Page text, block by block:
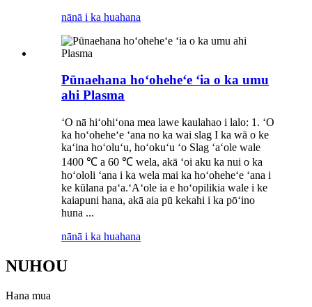
nānā i ka huahana
Pūnaehana hoʻoheheʻe ʻia o ka umu
ahi Plasma
ʻO nā hiʻohiʻona mea lawe kaulahao i lalo: 1. ʻO
ka hoʻoheheʻe ʻana no ka wai slag I ka wā o ke
kaʻina hoʻoluʻu, hoʻokuʻu ʻo Slag ʻaʻole wale
1400 ℃ a 60 ℃ wela, akā ʻoi aku ka nui o ka
hoʻololi ʻana i ka wela mai ka hoʻoheheʻe ʻana i
ke kūlana paʻa.ʻAʻole ia e hoʻopilikia wale i ke
kaiapuni hana, akā aia pū kekahi i ka pōʻino
huna ...
nānā i ka huahana
NUHOU
Hana mua